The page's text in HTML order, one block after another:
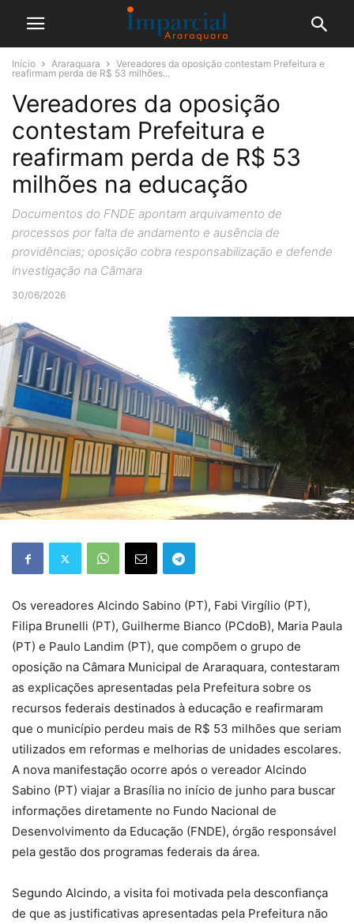
Início Araraquara
Vereadores da oposição contestam Prefeitura e
reafirmam perda de R$ 53 milhões...
Vereadores da oposição
contestam Prefeitura e
reafirmam perda de R$ 53
milhões na educação
Documentos do FNDE apontam arquivamento de
processos por falta de andamento e ausência de
providências; oposição cobra responsabilização e defende
investigação na Câmara
30/06/2026
Os vereadores Alcindo Sabino (PT), Fabi Virgílio (PT),
Filipa Brunelli (PT), Guilherme Bianco (PCdoB), Maria Paula
(PT) e Paulo Landim (PT), que compõem o grupo de
oposição na Câmara Municipal de Araraquara, contestaram
as explicações apresentadas pela Prefeitura sobre os
recursos federais destinados à educação e reafirmaram
que o município perdeu mais de R$ 53 milhões que seriam
utilizados em reformas e melhorias de unidades escolares.
A nova manifestação ocorre após o vereador Alcindo
Sabino (PT) viajar a Brasília no início de junho para buscar
informações diretamente no Fundo Nacional de
Desenvolvimento da Educação (FNDE), órgão responsável
pela gestão dos programas federais da área.
Segundo Alcindo, a visita foi motivada pela desconfiança
de que as justificativas apresentadas pela Prefeitura não